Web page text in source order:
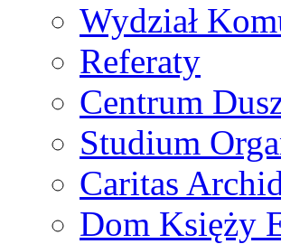
Wydział
Referaty
Centrum
Studium
Caritas
Dom Księży